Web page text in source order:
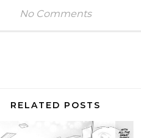
No Comments
RELATED POSTS